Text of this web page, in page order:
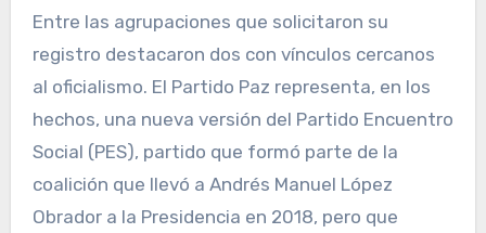
Entre las agrupaciones que solicitaron su
registro destacaron dos con vínculos cercanos
al oficialismo. El Partido Paz representa, en los
hechos, una nueva versión del Partido Encuentro
Social (PES), partido que formó parte de la
coalición que llevó a Andrés Manuel López
Obrador a la Presidencia en 2018, pero que